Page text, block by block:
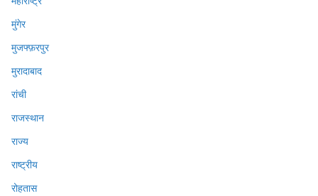
मुंगेर
मुजफ्फ़रपुर
मुरादाबाद
रांची
राजस्थान
राज्य
राष्ट्रीय
रोहतास